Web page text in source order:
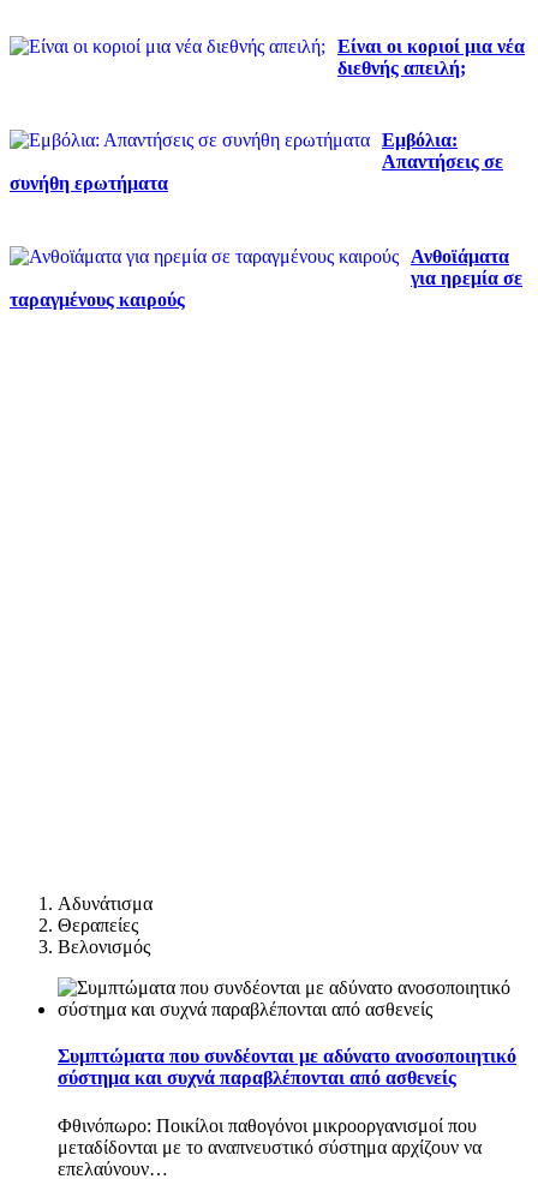
Είναι οι κοριοί μια νέα
διεθνής απειλή;
Εμβόλια:
Απαντήσεις σε
συνήθη ερωτήματα
Ανθοϊάματα
για ηρεμία σε
ταραγμένους καιρούς
Αδυνάτισμα
Θεραπείες
Βελονισμός
Συμπτώματα που συνδέονται με αδύνατο ανοσοποιητικό
σύστημα και συχνά παραβλέπονται από ασθενείς
Φθινόπωρο: Ποικίλοι παθογόνοι μικροοργανισμοί που
μεταδίδονται με το αναπνευστικό σύστημα αρχίζουν να
επελαύνουν…